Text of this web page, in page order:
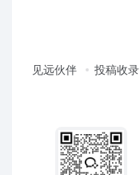
见远伙伴 投稿收录